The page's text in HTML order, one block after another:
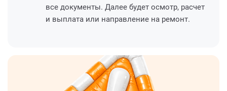
все документы. Далее будет осмотр, расчет
и выплата или направление на ремонт.